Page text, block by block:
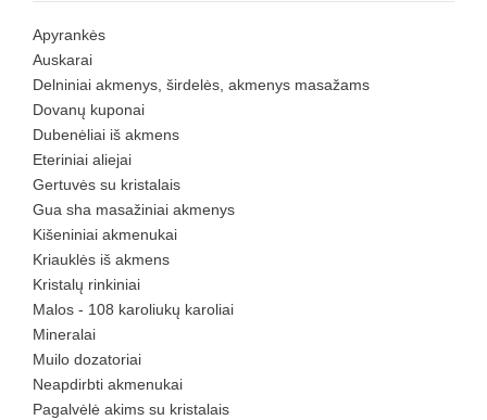
Apyrankės
Auskarai
Delniniai akmenys, širdelės, akmenys masažams
Dovanų kuponai
Dubenėliai iš akmens
Eteriniai aliejai
Gertuvės su kristalais
Gua sha masažiniai akmenys
Kišeniniai akmenukai
Kriauklės iš akmens
Kristalų rinkiniai
Malos - 108 karoliukų karoliai
Mineralai
Muilo dozatoriai
Neapdirbti akmenukai
Pagalvėlė akims su kristalais